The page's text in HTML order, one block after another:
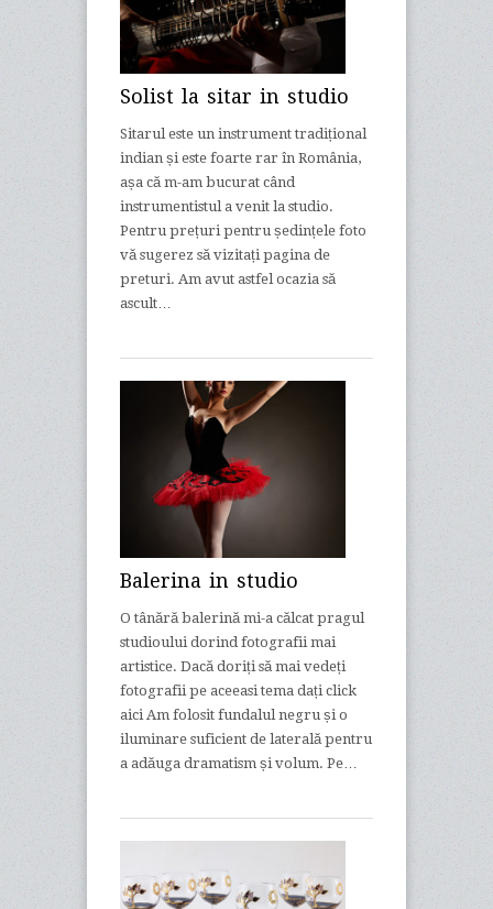
Solist la sitar in studio
Sitarul este un instrument tradițional
indian și este foarte rar în România,
așa că m-am bucurat când
instrumentistul a venit la studio.
Pentru prețuri pentru ședințele foto
vă sugerez să vizitați pagina de
preturi. Am avut astfel ocazia să
ascult…
Balerina in studio
O tânără balerină mi-a călcat pragul
studioului dorind fotografii mai
artistice. Dacă doriți să mai vedeți
fotografii pe aceeasi tema dați click
aici Am folosit fundalul negru și o
iluminare suficient de laterală pentru
a adăuga dramatism și volum. Pe…